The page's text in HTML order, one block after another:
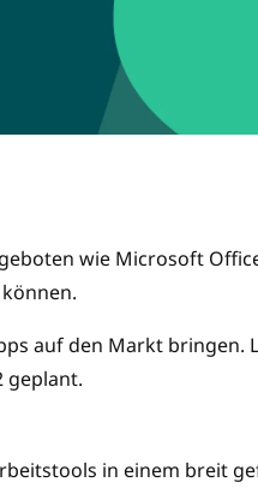
wie Microsoft
auf den Markt bringen.
geplant.
in einem breit